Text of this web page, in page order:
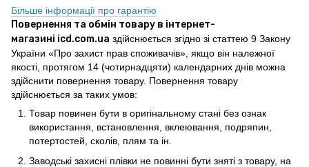
Більше інформації про гарантію
Повернення та обмін товару в інтернет-
магазині icd.com.ua здійснюється згідно зі статтею 9 Закону
України «Про захист прав споживачів», якщо він належної
якості, протягом 14 (чотирнадцяти) календарних днів можна
здійснити повернення товару. Повернення товару
здійснюється за таких умов:
Товар повинен бути в оригінальному стані без ознак
використання, встановлення, вклеювання, подряпин,
потертостей, сколів, плям та ін.
Заводські захисні плівки не повинні бути зняті з товару, на